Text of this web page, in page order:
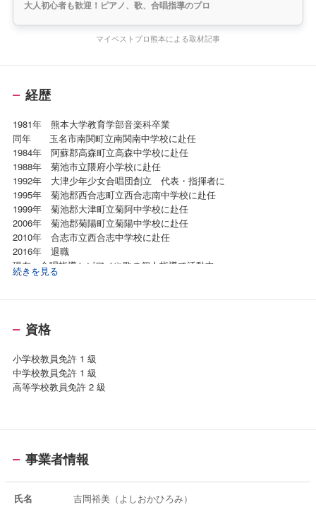
大人初心者も歓迎！ピアノ、歌、合唱指導のプロ
マイベストプロ熊本による取材記事
経歴
1981年 熊本大学教育学部音楽科卒業
同年 玉名市南関町立南関南中学校に赴任
1984年 阿蘇郡高森町立高森中学校に赴任
1988年 菊池市立隈府小学校に赴任
1992年 大津少年少女合唱団創立 代表・指揮者に
1995年 菊池郡西合志町立西合志南中学校に赴任
1999年 菊池郡大津町立菊阿中学校に赴任
2006年 菊池郡菊陽町立菊陽中学校に赴任
2010年 合志市立西合志中学校に赴任
2016年 退職
現在、合唱指導とピアノや歌の個人指導で活動中
続きを見る
資格
小学校教員免許 1 級
中学校教員免許 1 級
高等学校教員免許 2 級
事業者情報
氏名 吉岡裕美（よしおかひろみ）